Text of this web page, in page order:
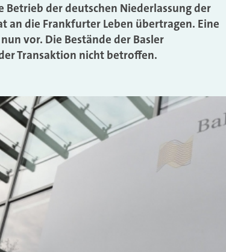
der deutschen Niederlassung der
an die Frankfurter Leben übertragen. Eine
vor. Die Bestände der Basler
Transaktion nicht betroffen.